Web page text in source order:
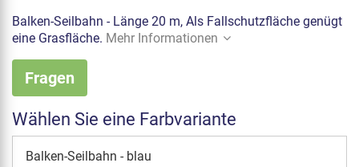
Balken-Seilbahn - Länge 20 m, Als Fallschutzfläche genügt
eine Grasfläche. Mehr Informationen
Fragen
Wählen Sie eine Farbvariante
Balken-Seilbahn - blau